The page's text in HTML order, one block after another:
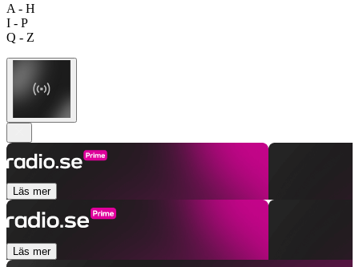
A - H
I - P
Q - Z
Läs mer
Läs mer